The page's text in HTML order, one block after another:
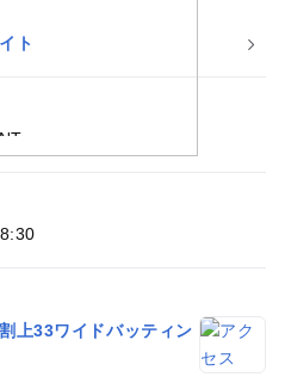
ト
上33ワイドバッティン